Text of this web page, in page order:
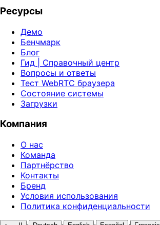
Ресурсы
Демо
Бенчмарк
Блог
Гид | Справочный центр
Вопросы и ответы
Тест WebRTC браузера
Состояние системы
Загрузки
Компания
О нас
Команда
Партнёрство
Контакты
Бренд
Условия использования
Политика конфиденциальности